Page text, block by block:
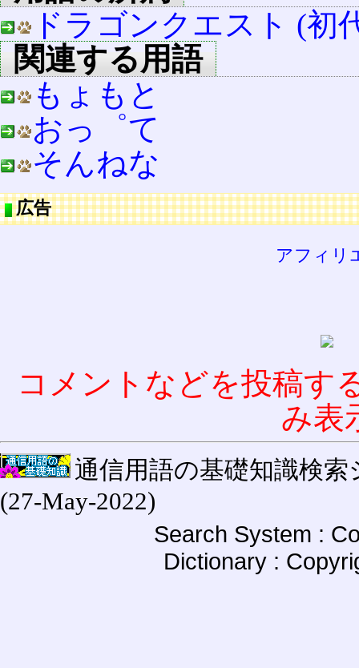
ドラゴンクエスト (初
関連する用語
もょもと
おっ゜て
そんねな
広告
アフィリ
コメントなどを投稿す
み表
通信用語の基礎知識検索
(27-May-2022)
Search System :
Dictionary :